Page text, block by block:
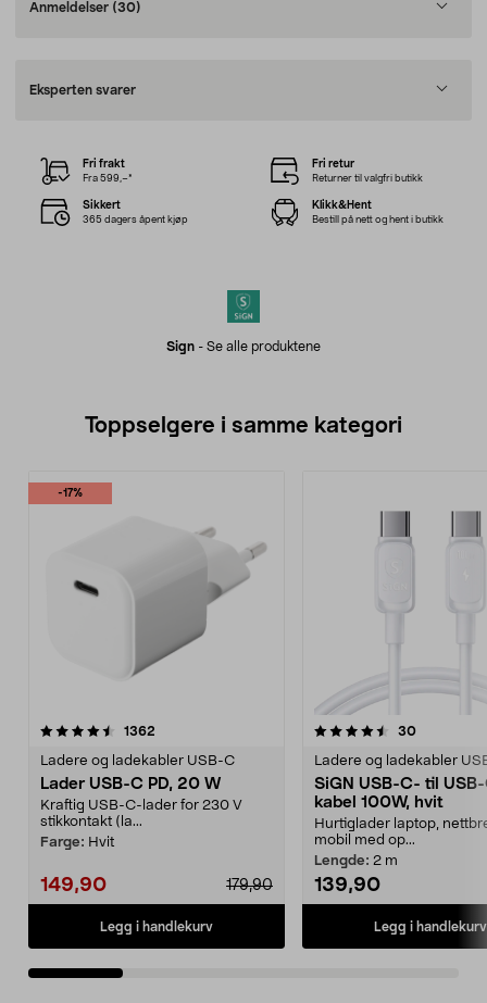
Anmeldelser (30)
Eksperten svarer
Sign - Se alle produktene
Fri frakt
Fra 599,–*
Fri retur
Returner til valgfri butikk
Sikkert
365 dagers åpent kjøp
Klikk&Hent
Bestill på nett og hent i butikk
Toppselgere i samme kategori
-17%
1362
Ladere og ladekabler USB-C
Lader USB-C PD, 20 W
Kraftig USB-C-lader for 230 V
stikkontakt (la...
Farge: Hvit
149,90 179,90
Legg i handlekurv
4.5 av 5 stjerner 30
Ladere og ladekabler
SiGN USB-C- til
kabel 100W, hvit
Hurtiglader laptop,
mobil med op...
Lengde: 2 m
139,90
Legg i handlekurv
4.5 av 5 stjerner